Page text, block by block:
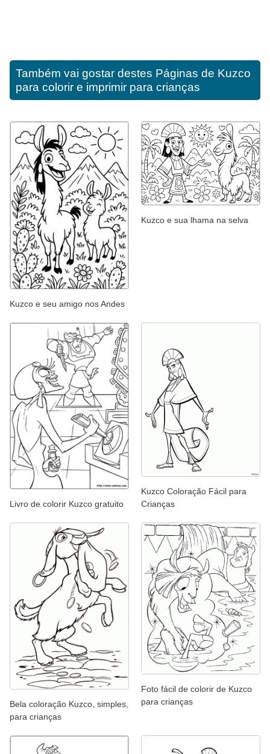
Também vai gostar destes Páginas de Kuzco
para colorir e imprimir para crianças
Kuzco e seu amigo nos Andes
Kuzco e sua lhama na selva
Livro de colorir Kuzco gratuito
Kuzco Coloração Fácil para
Crianças
Bela coloração Kuzco, simples,
para crianças
Foto fácil de colorir de Kuzco
para crianças